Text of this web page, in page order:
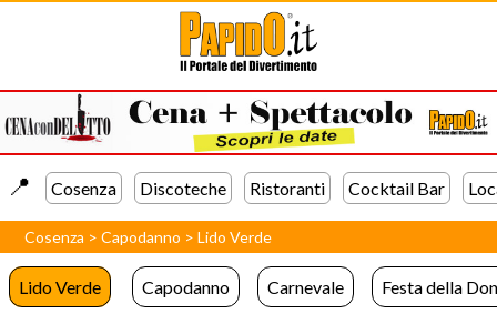
📍️ Cosenza Discoteche Ristoranti Cocktail Bar
Cosenza >Capodanno >Lido Verde
Lido Verde Capodanno Carnevale Festa della